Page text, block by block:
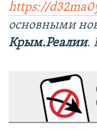
https://
основными
Крым.Реалии.